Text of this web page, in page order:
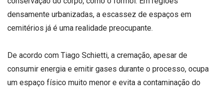
densamente urbanizadas, a escassez de espaços em
cemitérios já é uma realidade preocupante.
De acordo com Tiago Schietti, a cremação, apesar de
consumir energia e emitir gases durante o processo, ocupa
um espaço físico muito menor e evita a contaminação do